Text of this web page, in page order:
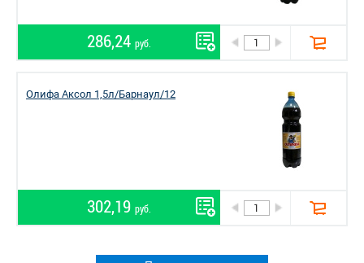
286,24 руб.
Олифа Аксол 1,5л/Барнаул/12
302,19 руб.